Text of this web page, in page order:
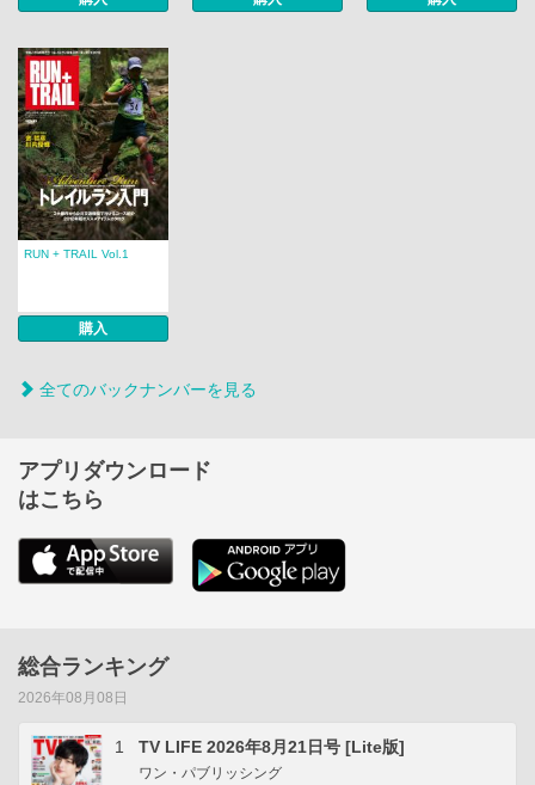
RUN + TRAIL Vol.1
購入
全てのバックナンバーを見る
アプリダウンロード
はこちら
総合ランキング
2026年08月08日
1 TV LIFE 2026年8月21日号 [Lite版]
ワン・パブリッシング